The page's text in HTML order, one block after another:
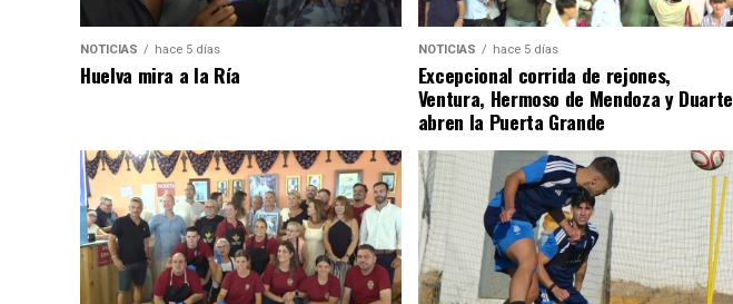
NOTICIAS hace 5 días
Huelva mira a la Ría
NOTICIAS hace 5 días
Excepcional corrida de rejones,
Ventura, Hermoso de Mendoza y Duarte
abren la Puerta Grande